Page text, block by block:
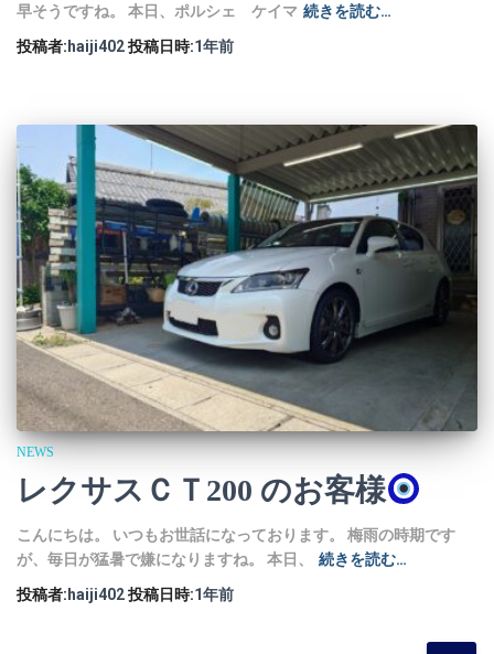
早そうですね。 本日、ポルシェ ケイマ 続きを読む…
投稿者: haiji402投稿日時:1年前
NEWS
レクサスＣＴ200 のお客様
こんにちは。 いつもお世話になっております。 梅雨の時期です
が、毎日が猛暑で嫌になりますね。 本日、
続きを読む…
投稿者: haiji402投稿日時:1年前